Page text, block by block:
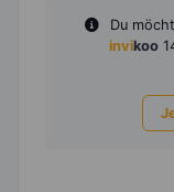
Du
invikoo